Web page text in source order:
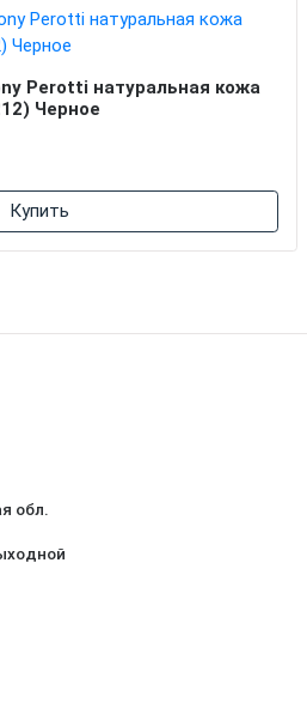
Perotti натуральная кожа
Черное
Купить
обл.